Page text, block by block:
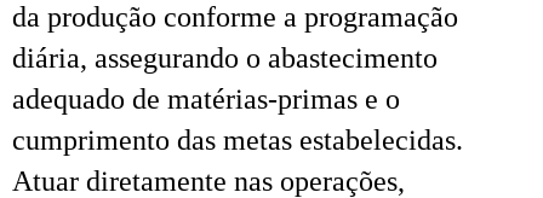
da produção conforme a programação
diária, assegurando o abastecimento
adequado de matérias-primas e o
cumprimento das metas estabelecidas.
Atuar diretamente nas operações,